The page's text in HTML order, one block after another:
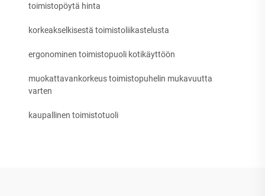
toimistopöytä hinta
korkeakselkisestä toimistoliikastelusta
ergonominen toimistopuoli kotikäyttöön
muokattavankorkeus toimistopuhelin mukavuutta
varten
kaupallinen toimistotuoli